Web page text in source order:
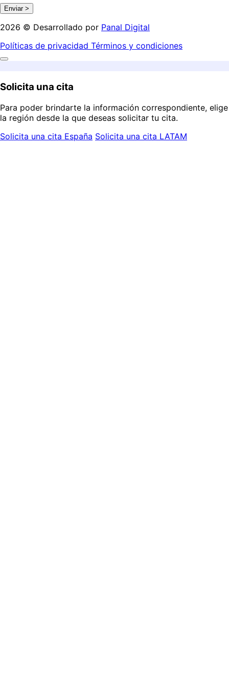
2026 © Desarrollado por Panal Digital
Políticas de privacidad Términos y condiciones
Solicita una cita
Para poder brindarte la información correspondiente, elige
la región desde la que deseas solicitar tu cita.
Solicita una cita España Solicita una cita LATAM